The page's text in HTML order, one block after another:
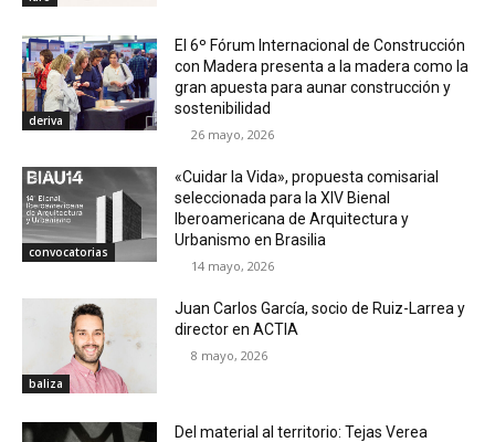
deriva
El 6º Fórum Internacional de Construcción
con Madera presenta a la madera como la
gran apuesta para aunar construcción y
sostenibilidad
26 mayo, 2026
convocatorias
«Cuidar la Vida», propuesta comisarial
seleccionada para la XIV Bienal
Iberoamericana de Arquitectura y
Urbanismo en Brasilia
14 mayo, 2026
baliza
Juan Carlos García, socio de Ruiz-Larrea y
director en ACTIA
8 mayo, 2026
Del material al territorio: Tejas Verea